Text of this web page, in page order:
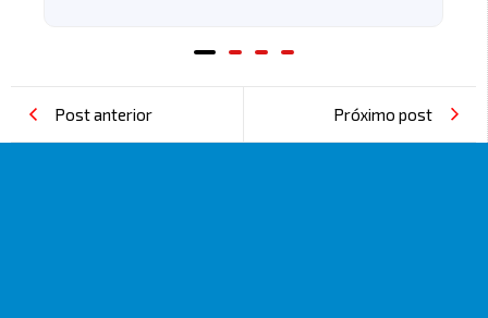
Post anterior Próximo post